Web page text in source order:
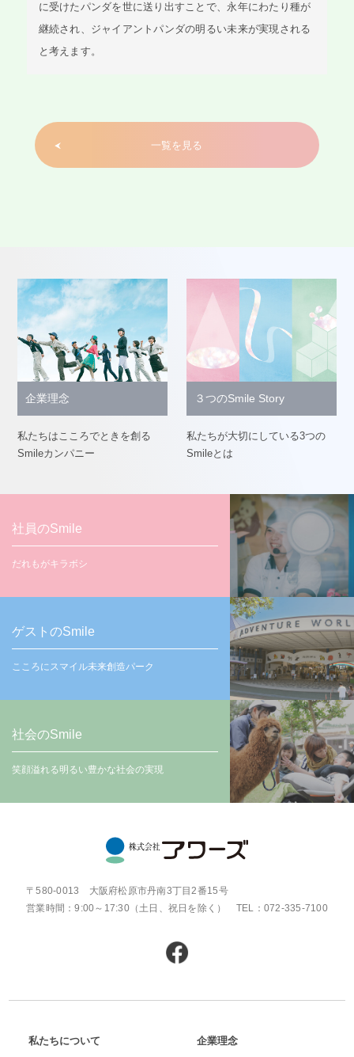
に受けたパンダを世に送り出すことで、永年にわたり種が
継続され、ジャイアントパンダの明るい未来が実現される
と考えます。
一覧を見る
企業理念
私たちはこころでときを創る
Smileカンパニー
３つのSmile Story
私たちが大切にしている3つの
Smileとは
社員のSmile
だれもがキラボシ
ゲストのSmile
こころにスマイル未来創造パーク
社会のSmile
笑顔溢れる明るい豊かな社会の実現
〒580-0013 大阪府松原市丹南3丁目2番15号
営業時間：9:00～17:30（土日、祝日を除く） TEL：072-335-7100
私たちについて 企業理念